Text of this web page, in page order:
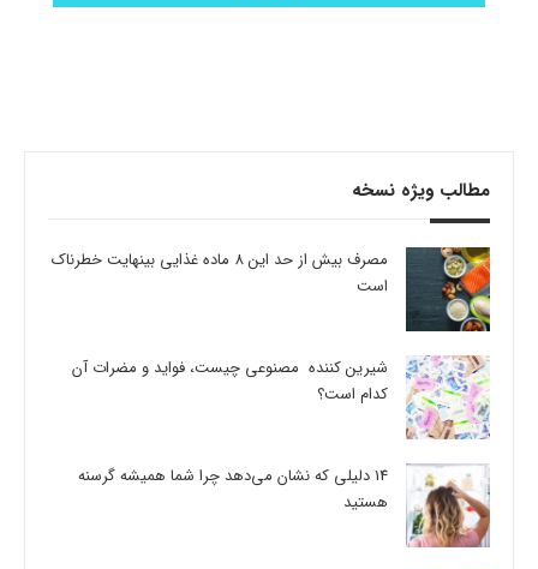
مطالب ویژه نسخه
مصرف بیش از حد این 8 ماده غذایی بینهایت خطرناک
است
شیرین کننده مصنوعی چیست، فواید و مضرات آن
کدام است؟
14 دلیلی که نشان می‌دهد چرا شما همیشه گرسنه
هستید